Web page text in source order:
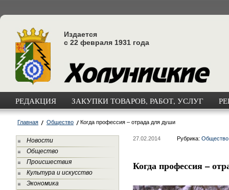
Издается
с 22 февраля 1931 года
РЕДАКЦИЯ ЗАКУПКИ ТОВАРОВ, РАБОТ, УСЛУГ
Главная Общество Когда профессия – отрада для души
Новости
Общество
Происшествия
Культура и искусство
Экономика
27.02.2014 Рубрика: Общество
Когда профессия –